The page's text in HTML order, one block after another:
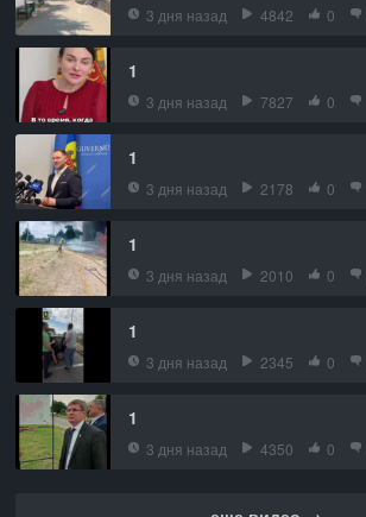
3 дня назад 4842 0
1
3 дня назад 7827 0
1
3 дня назад 2178 0
1
3 дня назад 2010 0
1
3 дня назад 2345 0
1
3 дня назад 4350 0